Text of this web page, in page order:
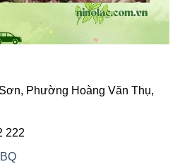
Phường Hoàng Văn Thụ,
222